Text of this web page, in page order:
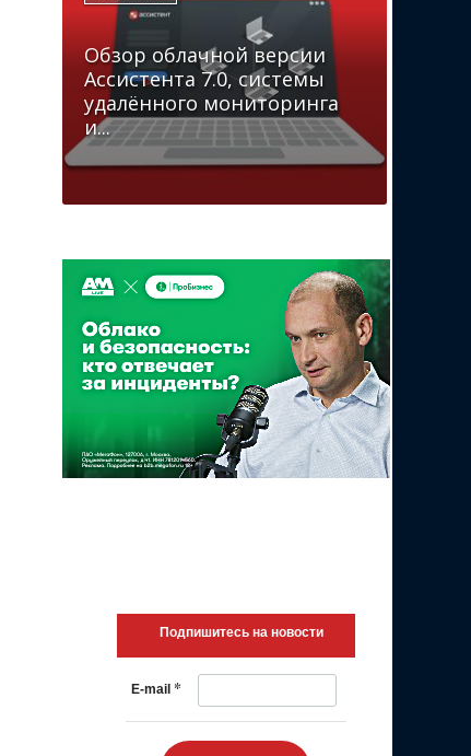
Обзор облачной версии
Ассистента 7.0, системы
удалённого мониторинга
и...
Подпишитесь на новости
E-mail *